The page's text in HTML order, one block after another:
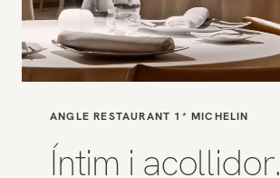
ANGLE RESTAURANT 1* MICHELIN
Íntim i acollidor.